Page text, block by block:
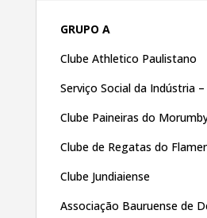
GRUPO A
Clube Athletico Paulistano
Serviço Social da Indústria –
Clube Paineiras do
Clube de Regatas do
Clube Jundiaiense
Associação Bauruense de